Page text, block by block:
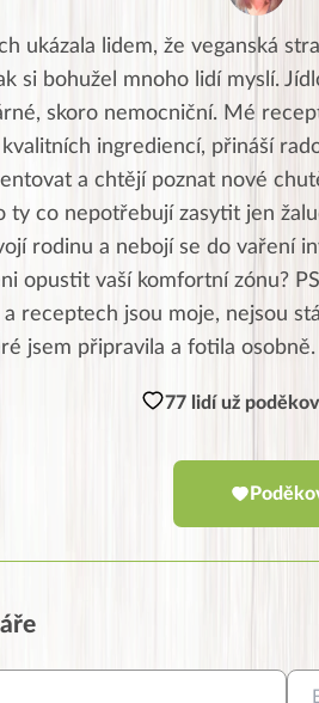
ukázala lidem, že veganská
si bohužel mnoho lidí myslí.
skoro nemocniční. Mé
ingrediencí, přináší
a chtějí poznat nové
ty co nepotřebují zasytit jen
rodinu a nebojí se do vaření
opustit vaší komfortní zónu?
a receptech jsou moje, nejsou
jsem připravila a fotila osobně.
77 lidí už